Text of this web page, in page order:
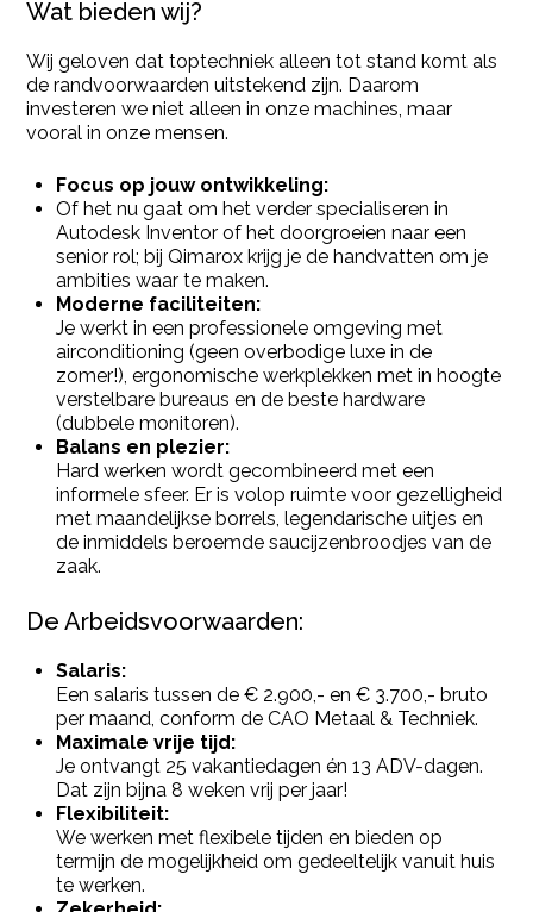
Wat bieden wij?
Wij geloven dat toptechniek alleen tot stand komt als
de randvoorwaarden uitstekend zijn. Daarom
investeren we niet alleen in onze machines, maar
vooral in onze mensen.
Focus op jouw ontwikkeling:
Of het nu gaat om het verder specialiseren in
Autodesk Inventor of het doorgroeien naar een
senior rol; bij Qimarox krijg je de handvatten om je
ambities waar te maken.
Moderne faciliteiten:
Je werkt in een professionele omgeving met
airconditioning (geen overbodige luxe in de
zomer!), ergonomische werkplekken met in hoogte
verstelbare bureaus en de beste hardware
(dubbele monitoren).
Balans en plezier:
Hard werken wordt gecombineerd met een
informele sfeer. Er is volop ruimte voor gezelligheid
met maandelijkse borrels, legendarische uitjes en
de inmiddels beroemde saucijzenbroodjes van de
zaak.
De Arbeidsvoorwaarden:
Salaris:
Een salaris tussen de € 2.900,- en € 3.700,- bruto
per maand, conform de CAO Metaal & Techniek.
Maximale vrije tijd:
Je ontvangt 25 vakantiedagen én 13 ADV-dagen.
Dat zijn bijna 8 weken vrij per jaar!
Flexibiliteit:
We werken met flexibele tijden en bieden op
termijn de mogelijkheid om gedeeltelijk vanuit huis
te werken.